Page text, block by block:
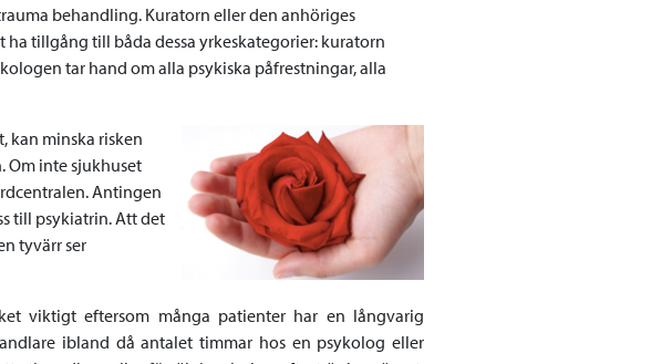
behandling. Kuratorn eller den anhöriges
tillgång till båda dessa yrkeskategorier: kuratorn
tar hand om alla psykiska påfrestningar, alla
kan minska risken
Om inte sjukhuset
Antingen
till psykiatrin. Att det
tyvärr ser
viktigt eftersom många patienter har en långvarig
ibland då antalet timmar hos en psykolog eller